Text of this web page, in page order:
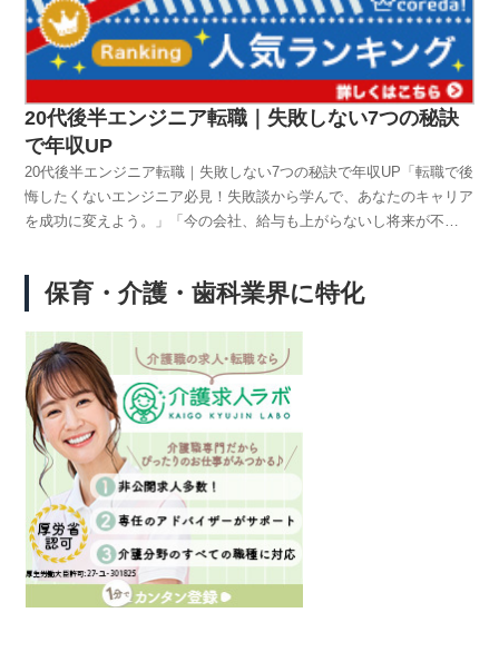
ンジニアとして活躍中です。この記事では、女性が未経験からエンジ
ニアになる方法や、私が実際に使った転職サポートサービスについ
て、わかりやすくお伝えします。◆ 女性がエンジニアを目指すとき
に感じる不安私が「エンジニアになりたい」と思ったとき、まっさき
に浮かんだのはこの悩みたちでした。未経験で本当にできるの？女性
でも働きやすい仕事なの？パソコン苦手だけど大丈夫？プログラミン
グって難しそう…ネットで「女性 エンジニア 転職」「プログラミン
グ 未経験 転職」と検索しても、なんだか自分とは遠い世界に思えま
した。◆ 解決策：女性にやさしい学習環境と転職支援があるそんな
ときに見つけたのが、女性・未経験でも学べるプログラミング学習サ
は、毎日2時間のオンライン学習女性講師やメンターがサポート働き
ながらでも続けやすいスケジュール就職サポート付きで「未経験 エ
ンジニア 求人」にも応募可能自分のペースで進められるから、子育
て中やフルタイム勤務中の方にもぴったりでした。👉 私が使った女
性向け転職サービスはこちら◆ Q&A：よくある質問に答えます！
Q1. IT系って男性ばかりで不安なんですが？→ 最近は女性エンジニ
アの比率も増えています！リモート勤務や時短勤務ができる職場も多
いので、柔軟に働きやすいですよ。Q2. 文系でも大丈夫ですか？→
私も完全な文系出身。今の仕事で数学はまったく使っていません。必
要なのは、学ぶ意欲とやってみる勇気だけです！Q3. 何から勉強を始
めればいい？→ 初心者にはHTMLやCSS、JavaScriptがオススメ。画
面に変化が見えるので楽しく学べます。◆ 実際に転職した女性の声
（口コミ）Aさん（29歳・元受付事務）「人間関係で悩んでいた職場
から思い切って転職。オンラインで学びながら、転職サポートのおか
20代後半エンジニア転職｜失敗しない7つの秘訣
で年収UP
20代後半エンジニア転職｜失敗しない7つの秘訣で年収UP「転職で後
悔したくないエンジニア必見！失敗談から学んで、あなたのキャリア
を成功に変えよう。」「今の会社、給与も上がらないし将来が不
横ばい、子育てや家計を考えると「このままでいいのか」と不安でい
同じ壁につまずいていて、「自分だけじゃない」と気づけました。こ
の記事では、失敗談とその解決策をまとめました。そして、私が年収
を上げるきっかけになったIT/Web・機械業界に特化した転職エージ
ェント「クラウドリンク」 の情報も紹介します。👉 クラウドリンク
の評判や成功事例はこちら1. こんな人は要注意！エンジニア転職に
失敗しやすい7つの特徴考えが甘く準備不足職歴に一貫性がなく短期
離職が多い情報収集を怠る企業研究をせず面接で答えられない知名度
だけで選んでしまう「未経験歓迎」を誤解して応募する条件にこだわ
りすぎて視野が狭くなる👉 「あ、これ自分かも」と思ったら要注
意。そんな人こそ、専門のエージェントで客観的にアドバイスを受け
るのが大切です。2. 実際にあった失敗体験3つ「未経験歓迎」の企業
に入ったら雑用ばかりで開発できなかった研修がなく、放置されてス
保育・介護・歯科業界に特化